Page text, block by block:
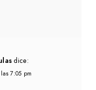
dice:
7:05 pm